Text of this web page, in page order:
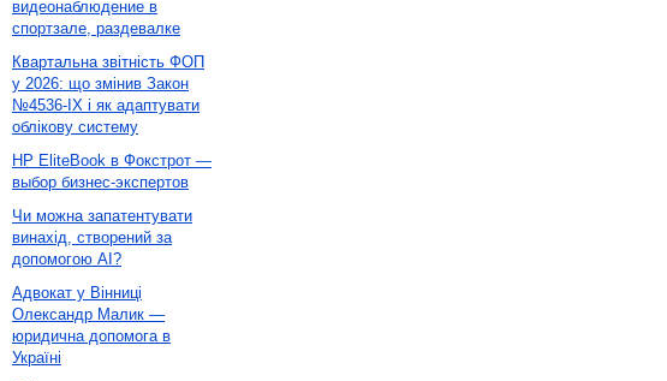
видеонаблюдение в
спортзале, раздевалке
Квартальна звітність ФОП
у 2026: що змінив Закон
№4536-IX і як адаптувати
облікову систему
HP EliteBook в Фокстрот —
выбор бизнес-экспертов
Чи можна запатентувати
винахід, створений за
допомогою AI?
Адвокат у Вінниці
Олександр Малик —
юридична допомога в
Україні